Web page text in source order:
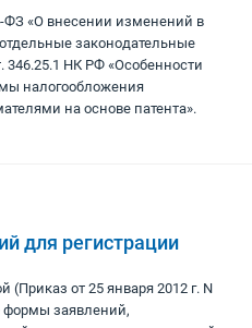
ФЗ «О внесении изменений в
законодательные
346.25.1 НК РФ «Особенности
налогообложения
на основе патента».
для регистрации
от 25 января 2012 г. N
заявлений,